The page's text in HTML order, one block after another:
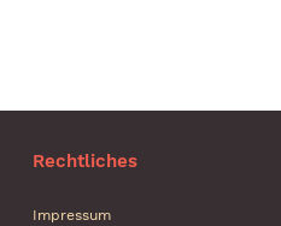
Rechtliches
Impressum